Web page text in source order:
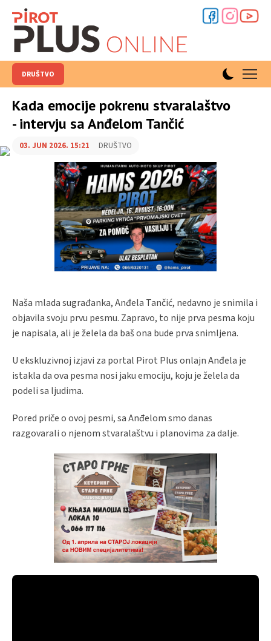
DRUŠTVO
Kada emocije pokrenu stvaralaštvo
- intervju sa Anđelom Tančić
03. JUN 2026. 15:21 DRUŠTVO
Naša mlada sugrađanka, Anđela Tančić, nedavno je snimila i
objavila svoju prvu pesmu. Zapravo, to nije prva pesma koju
je napisala, ali je želela da baš ona bude prva snimljena.
U ekskluzivnoj izjavi za portal Pirot Plus onlajn Anđela je
istakla da ova pesma nosi jaku emociju, koju je želela da
podeli sa ljudima.
Pored priče o ovoj pesmi, sa Anđelom smo danas
razgovarali o njenom stvaralaštvu i planovima za dalje.